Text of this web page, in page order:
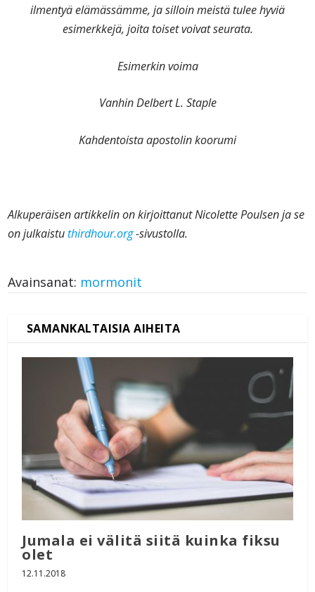
ilmentyä elämässämme, ja silloin meistä tulee hyviä
esimerkkejä, joita toiset voivat seurata.
Esimerkin voima
Vanhin Delbert L. Staple
Kahdentoista apostolin koorumi
Alkuperäisen artikkelin on kirjoittanut Nicolette Poulsen ja se
on julkaistuthirdhour.org-sivustolla.
Avainsanat: mormonit
Jumala ei välitä siitä kuinka fiksu
olet
12.11.2018